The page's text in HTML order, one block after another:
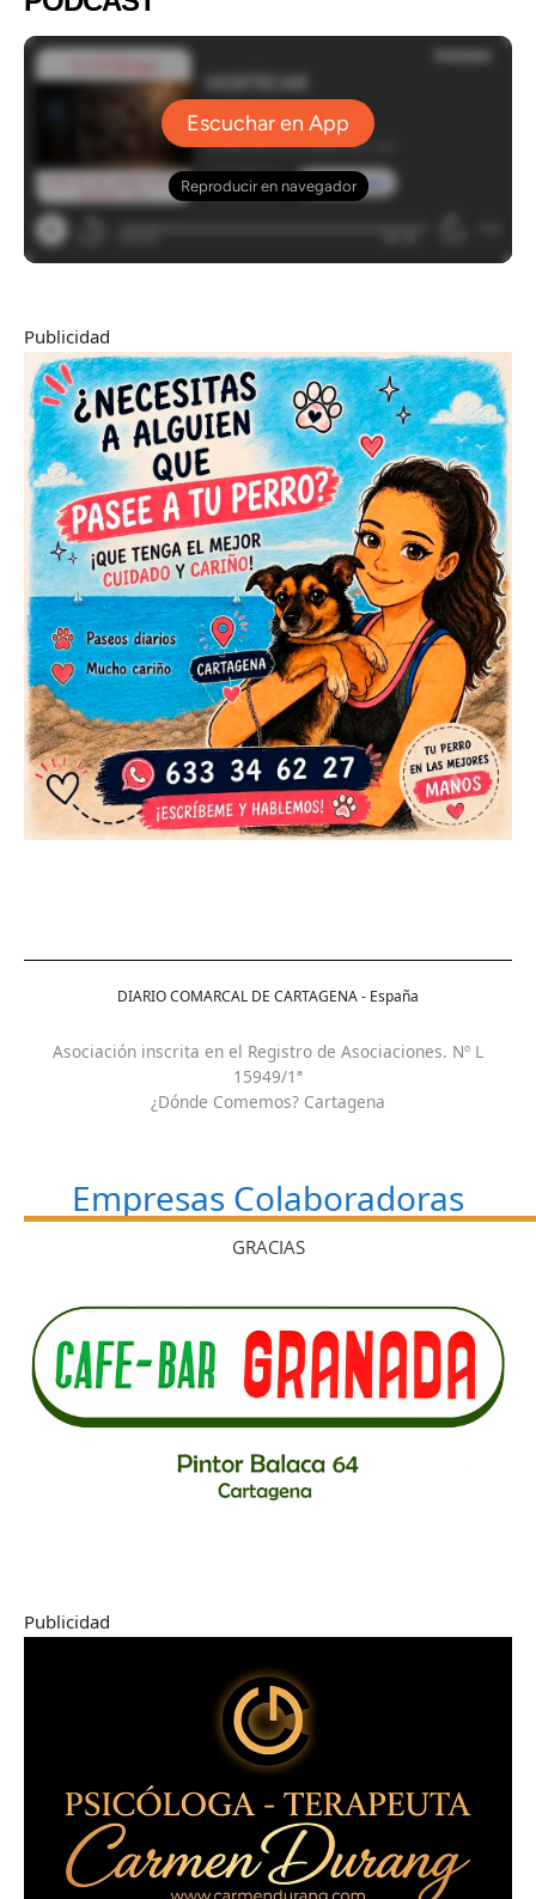
Publicidad
DIARIO COMARCAL DE CARTAGENA - España
Asociación inscrita en el Registro de Asociaciones. Nº L
15949/1ª
¿Dónde Comemos? Cartagena
Empresas Colaboradoras
GRACIAS
Publicidad